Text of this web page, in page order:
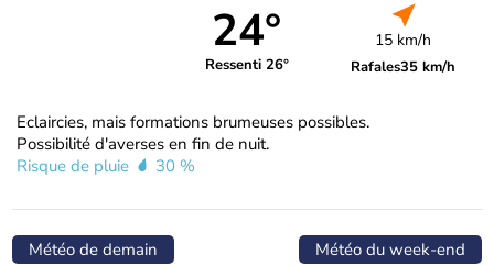
24°
Ressenti 26°
15 km/h
Rafales35 km/h
Eclaircies, mais formations brumeuses possibles.
Possibilité d'averses en fin de nuit.
Risque de pluie
30 %
Météo de demain Météo du week-end